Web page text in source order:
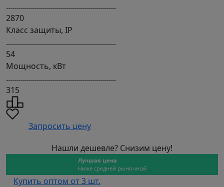
Мощность, кВт
.......................................................
315
.......................................................
2870
Класс защиты, IP
.......................................................
54
Запросить цену
Нашли дешевле? Снизим цену!
Лучшая цена
Ниже средней рыночной
Купить оптом от 3 шт.